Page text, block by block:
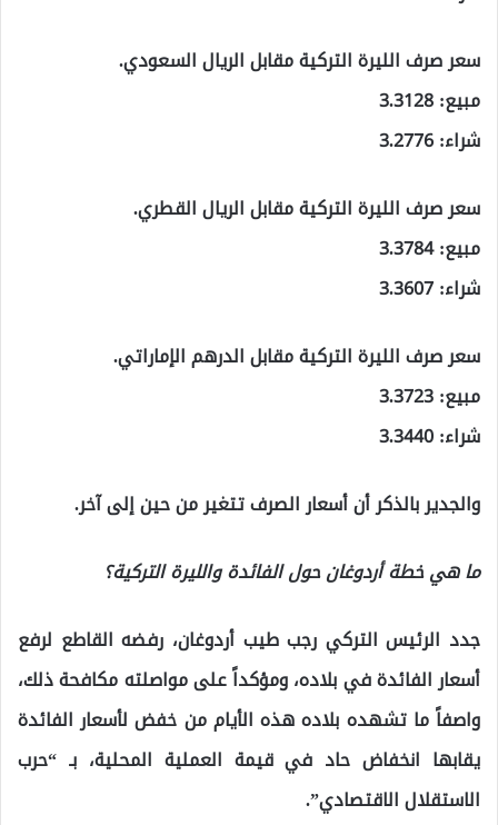
سعر صرف الليرة التركية مقابل الريال السعودي.
مبيع: 3.3128
شراء: 3.2776
سعر صرف الليرة التركية مقابل الريال القطري.
مبيع: 3.3784
شراء: 3.3607
سعر صرف الليرة التركية مقابل الدرهم الإماراتي.
مبيع: 3.3723
شراء: 3.3440
والجدير بالذكر أن أسعار الصرف تتغير من حين إلى آخر.
ما هي خطة أردوغان حول الفائدة والليرة التركية؟
جدد الرئيس التركي رجب طيب أردوغان، رفضه القاطع لرفع
أسعار الفائدة في بلاده، ومؤكداً على مواصلته مكافحة ذلك،
واصفاً ما تشهده بلاده هذه الأيام من خفض لأسعار الفائدة
يقابها انخفاض حاد في قيمة العملية المحلية، بـ “حرب
الاستقلال الاقتصادي”.